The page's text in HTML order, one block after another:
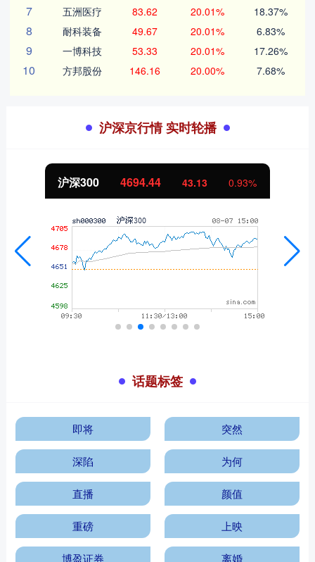
7 五洲医疗 83.62 20.01% 18.37%
8 耐科装备 49.67 20.01% 6.83%
9 一博科技 53.33 20.01% 17.26%
10 方邦股份 146.16 20.00% 7.68%
沪深京行情 实时轮播
沪深300 4694.44 43.13 0.93%
话题标签
即将 突然
深陷 为何
直播 颜值
重磅 上映
博盈证券 离婚